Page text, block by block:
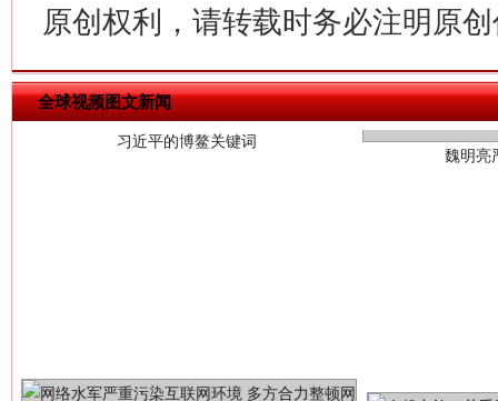
原创权利，请转载时务必注明原
全球视频图文新闻
习近平的博鳌关键词
魏明亮